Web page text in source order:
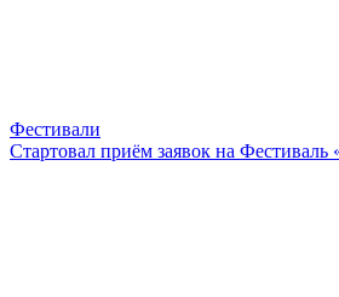
Фестивали
Стартовал приём заявок на